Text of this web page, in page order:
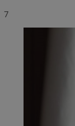
7